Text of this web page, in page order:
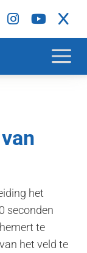
het
seconden
te
het veld te